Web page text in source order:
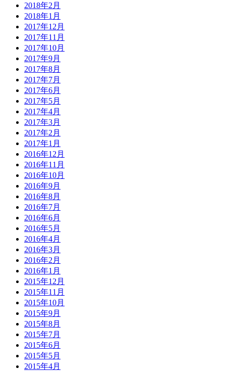
2018年2月
2018年1月
2017年12月
2017年11月
2017年10月
2017年9月
2017年8月
2017年7月
2017年6月
2017年5月
2017年4月
2017年3月
2017年2月
2017年1月
2016年12月
2016年11月
2016年10月
2016年9月
2016年8月
2016年7月
2016年6月
2016年5月
2016年4月
2016年3月
2016年2月
2016年1月
2015年12月
2015年11月
2015年10月
2015年9月
2015年8月
2015年7月
2015年6月
2015年5月
2015年4月